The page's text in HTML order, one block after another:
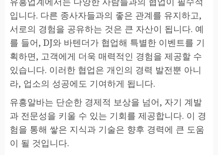
입니다. 다른 종사자들과의 좋은 관계를 유지하고,
서로의 경험을 공유하는 것은 큰 자산이 됩니다. 예
를 들어, DJ와 바텐더가 협업해 특별한 이벤트를 기
획하면, 고객에게 더욱 매력적인 경험을 제공할 수
있습니다. 이러한 협업은 개인의 경력 발전뿐 아니
라, 업소의 성공에도 기여하게 됩니다.
유흥알바는 단순한 경제적 보상을 넘어, 자기 계발
과 전문성을 키울 수 있는 기회를 제공합니다. 이 경
험을 통해 쌓은 지식과 기술은 향후 경력에 큰 도움
이 될 것입니다.